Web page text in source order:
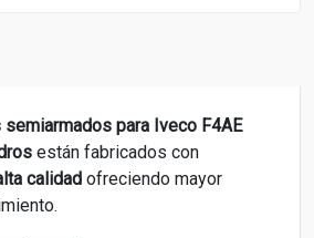
para Iveco F4AE
están fabricados con
calidad ofreciendo mayor